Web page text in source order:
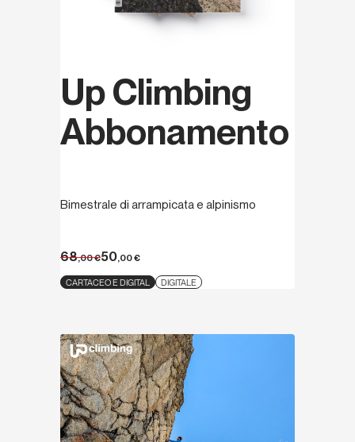
Up Climbing
Abbonamento
Bimestrale di arrampicata e alpinismo
68,00€50,00€
CARTACEO E DIGITAL DIGITALE